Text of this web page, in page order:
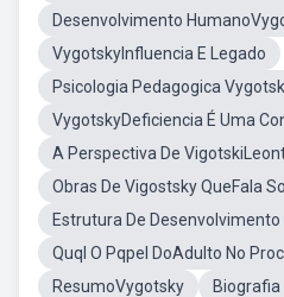
Desenvolvimento
VygotskyInfluencia E Legado
Psicologia Pedagogica
VygotskyDeficiencia É Uma
A Perspectiva De
Obras De Vigostsky QueFala
Estrutura De
Quql O Pqpel DoAdulto No
ResumoVygotsky